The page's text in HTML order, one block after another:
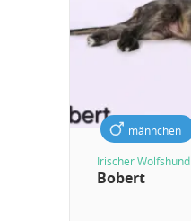
männchen
Irischer Wolfshund
Bobert